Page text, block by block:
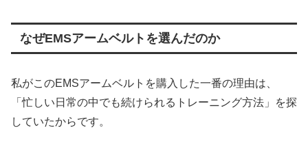
なぜEMSアームベルトを選んだのか
私がこのEMSアームベルトを購入した一番の理由は、
「忙しい日常の中でも続けられるトレーニング方法」を探
していたからです。